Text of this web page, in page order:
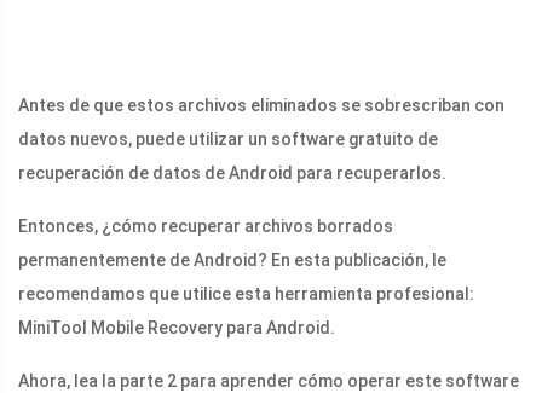
Antes de que estos archivos eliminados se sobrescriban con
datos nuevos, puede utilizar un software gratuito de
recuperación de datos de Android para recuperarlos.
Entonces, ¿cómo recuperar archivos borrados
permanentemente de Android? En esta publicación, le
recomendamos que utilice esta herramienta profesional:
MiniTool Mobile Recovery para Android.
Ahora, lea la parte 2 para aprender cómo operar este software